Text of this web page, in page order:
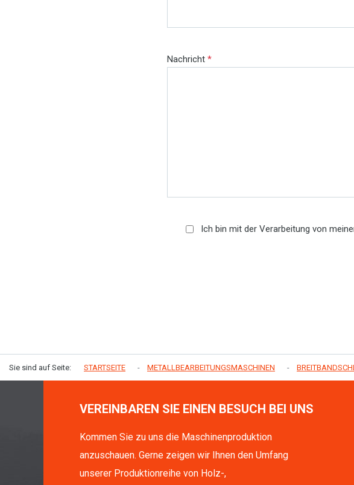
Nachricht *
Ich bin mit der Verarbeitung von
Sie sind auf Seite: STARTSEITE METALLBEARBEITUNGSMASCHINEN
VEREINBAREN SIE EINEN BESUCH BEI UNS
Kommen Sie zu uns die Maschinenproduktion
anzuschauen. Gerne zeigen wir Ihnen den Umfang
unserer Produktionreihe von Holz-,